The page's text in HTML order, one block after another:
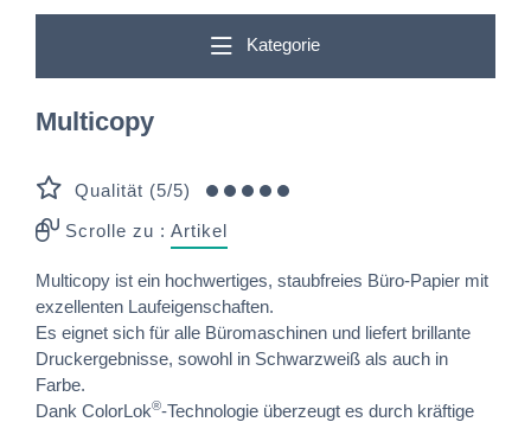
Kategorie
Multicopy
Qualität (5/5)
Scrolle zu : Artikel
Multicopy ist ein hochwertiges, staubfreies Büro-Papier mit
exzellenten Laufeigenschaften.
Es eignet sich für alle Büromaschinen und liefert brillante
Druckergebnisse, sowohl in Schwarzweiß als auch in
Farbe.
Dank ColorLok®-Technologie überzeugt es durch kräftige